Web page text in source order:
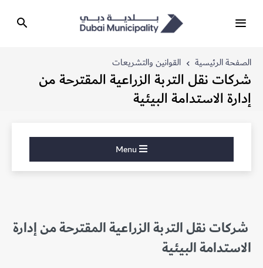
الصفحة الرئيسية القوانين والتشريعات
شركات نقل التربة الزراعية المقترحة من
إدارة الاستدامة البيئية
شركات نقل التربة الزراعية المقترحة من إدارة
الاستدامة البيئية